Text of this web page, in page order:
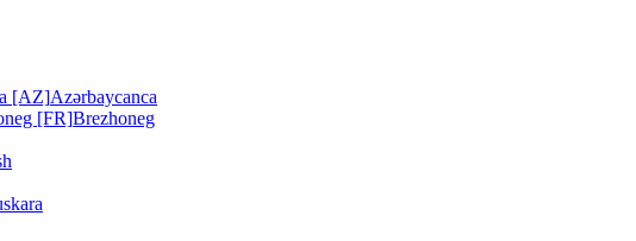
[AZ]Azərbaycanca
[FR]Brezhoneg